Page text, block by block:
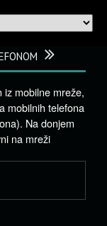
iz mobilne mreže,
mobilnih telefona
Na donjem
na mreži